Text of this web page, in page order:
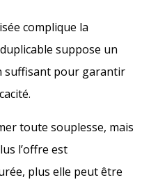
complique la
suppose un
suffisant pour garantir
toute souplesse, mais
l’offre est
plus elle peut être